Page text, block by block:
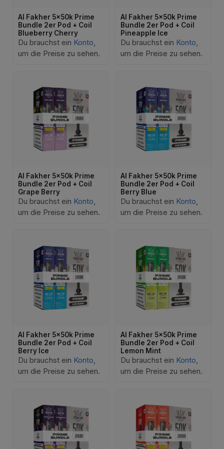
Al Fakher 5x50k Prime
Bundle 2er Pod + Coil
Blueberry Cherry
Du brauchst ein Konto,
um die Preise zu sehen.
Al Fakher 5x50k Prime
Bundle 2er Pod + Coil
Pineapple Ice
Du brauchst ein Konto,
um die Preise zu sehen.
Al Fakher 5x50k Prime
Bundle 2er Pod + Coil
Grape Berry
Du brauchst ein Konto,
um die Preise zu sehen.
Al Fakher 5x50k Prime
Bundle 2er Pod + Coil
Berry Blue
Du brauchst ein Konto,
um die Preise zu sehen.
Al Fakher 5x50k Prime
Bundle 2er Pod + Coil
Berry Ice
Du brauchst ein Konto,
um die Preise zu sehen.
Al Fakher 5x50k Prime
Bundle 2er Pod + Coil
Lemon Mint
Du brauchst ein Konto,
um die Preise zu sehen.